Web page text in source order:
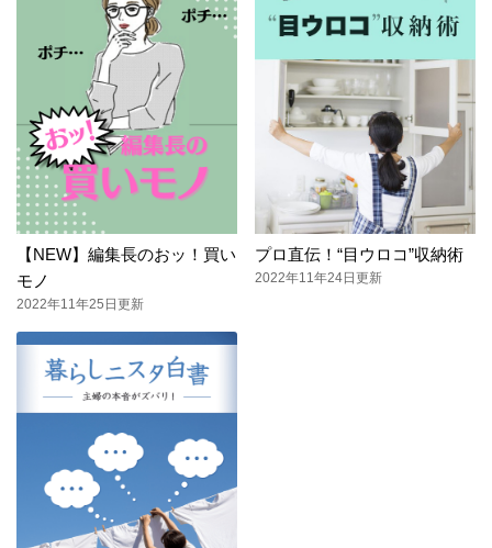
【NEW】編集長のおッ！買い
モノ
2022年11年25日更新
プロ直伝！“目ウロコ”収納術
2022年11年24日更新